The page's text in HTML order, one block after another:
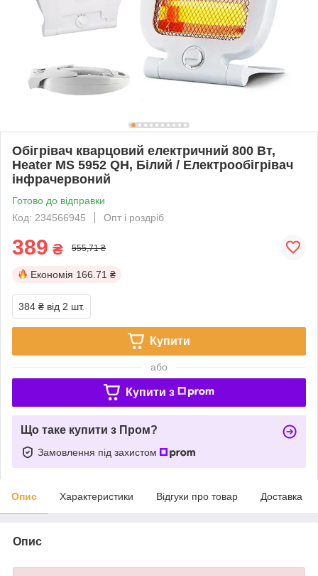
Обігрівач кварцовий електричний 800 Вт,
Heater MS 5952 QH, Білий / Електрообігрівач
інфрачервоний
Готово до відправки
Код: 234566945
Опт і роздріб
389 ₴ 555,71 ₴
Економія 166.71 ₴
384 ₴ від 2 шт.
Купити
або
Купити з
Що таке купити з Пром?
Замовлення під захистом
Опис Характеристики Відгуки про товар Доставка
Опис